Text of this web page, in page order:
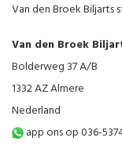
Van den Broek Biljarts
Van den Broek
Bolderweg 37 A/B
1332 AZ Almere
Nederland
app ons op 036-